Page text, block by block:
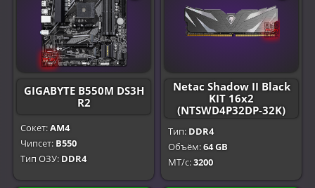
GIGABYTE B550M DS3H
R2
Сокет:AM4
Чипсет: B550
Тип ОЗУ: DDR4
Netac Shadow II Black
KIT 16x2
(NTSWD4P32DP-32K)
Тип: DDR4
Объём:64 GB
МТ/с:3200